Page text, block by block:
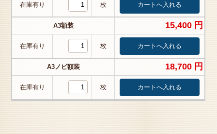
在庫有り 枚
A3額装 15,400 円
在庫有り 枚
A3ノビ額装 18,700 円
在庫有り 枚